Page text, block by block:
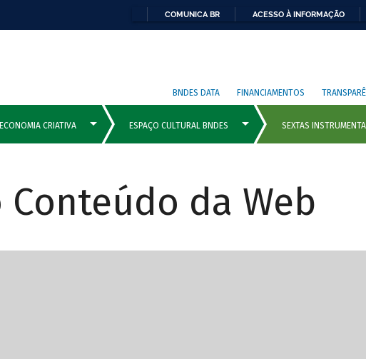
COMUNICA BR ACESSO À INFORMAÇÃO
BNDES DATA FINANCIAMENTOS
da Web
com